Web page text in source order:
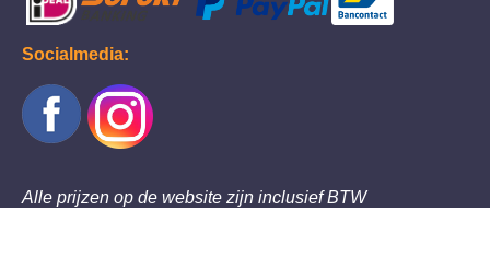
Socialmedia:
Alle prijzen op de website zijn inclusief BTW